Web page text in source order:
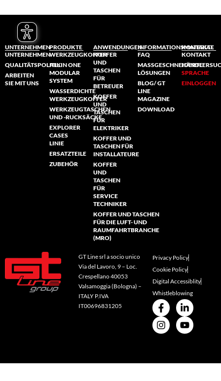
UNTERNEHMEN
UNTERNEHMEN
QUALITÄTSPOLITIK
ARBEITEN
SIE MIT UNS
PRODUKTE
WERKZEUGKOFFER
ALL IN ONE
MODULAR
SYSTEM
WASSERDICHTE
WERKZEUGKOFFER
WERKZEUGTASCHEN
UND -RUCKSÄCKE
EXPLORER
CASES
LINIE
ERSATZTEILE
ZUBEHÖR
ANWENDUNGEN
KOFFER
UND
TASCHEN
FÜR
BETREUER
KOFFER
UND
TASCHEN
FÜR
ELEKTRIKER
KOFFER UND
TASCHEN FÜR
INSTALLATEURE
KOFFER
UND
TASCHEN
FÜR
SERVICE
TECHNIKER
KOFFER UND TASCHEN
FÜR DIE LUFT- UND
RAUMFAHRTBRANCHE
(MRO)
INFORMATIONSMATERIAL
FAQ
MASSGESCHNEIDERTE L
ÖSUNGEN
BLOG/ GT
LINE
MAGAZINE
DOWNLOAD
KONTAKTE
KONTAKT
SPRACHE
EINLOGGEN
GT Line srl a socio unico
Via del Lavoro, 9 – Loc.
Crespellano 40053
Valsamoggia (Bologna) –
ITALY P.IVA
IT00696831205
Privacy Policy
Cookie Policy
Digital Accessiblity
Whistleblowing